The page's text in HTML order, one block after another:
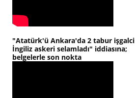
"Atatürk'ü Ankara'da 2 tabur işgalci
İngiliz askeri selamladı" iddiasına;
belgelerle son nokta